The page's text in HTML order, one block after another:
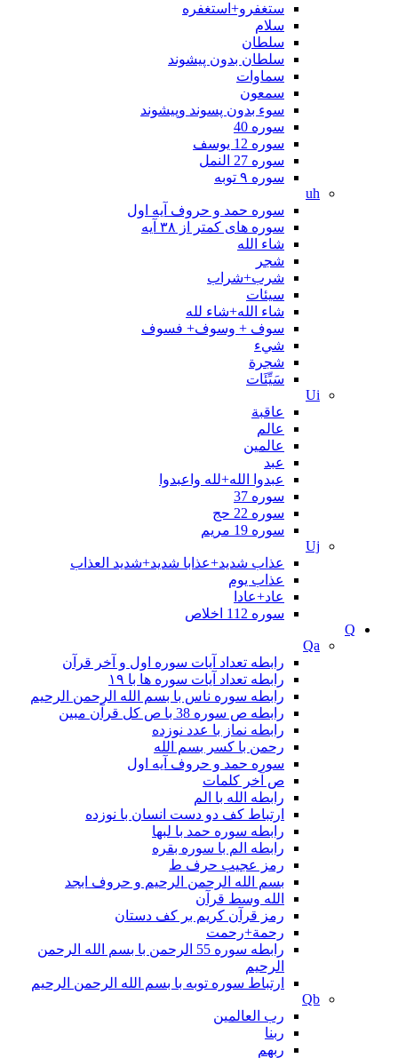
ستغفرو+استغفره
سلام
سلطان
سلطان بدون پیشوند
سماوات
سمعون
سوء بدون پسوند وپیشوند
سوره 40
سوره 12 یوسف
سوره 27 النمل
سوره ۹ توبه
uh
سوره حمد و حروف آیه اول
سوره های کمتر از ۳۸ آیه
شاء الله
شجر
شرب+شراب
سيئات
شاء الله+شاء لله
سوف + وسوف+ فسوف
شيء
شجرة
سَيِّئَات
Ui
عاقبة
عالم
عالمین
عبد
عبدوا الله+لله واعبدوا
سوره 37
سوره 22 حج
سوره 19 مريم
Uj
عذاب شدید+عذابا شدید+شدید العذاب
عذاب یوم
عاد+عادا
سوره 112 اخلاص
Q
Qa
رابطه تعداد آیات سوره اول و آخر قرآن
رابطه تعداد آیات سوره ها با ۱۹
رابطه سوره ناس با بسم الله الرحمن الرحيم
رابطه ص سوره 38 با ص کل قرآن مبین
رابطه نماز با عدد نوزده
رحمن با کسر بسم الله
سوره حمد و حروف آیه اول
ص آخر کلمات
رابطه الله با الم
ارتباط کف دو دست انسان با نوزده
رابطه سوره حمد با لبها
رابطه الم با سوره بقره
رمز عجیب حرف ط
بسم الله الرحمن الرحیم و حروف ابجد
الله وسط قرآن
رمز قرآن کریم بر کف دستان
رحمة+رحمت
رابطه سوره 55 الرحمن با بسم الله الرحمن
الرحیم
ارتباط سوره توبه با بسم الله الرحمن الرحیم
Qb
رب العالمین
ربنا
ربهم